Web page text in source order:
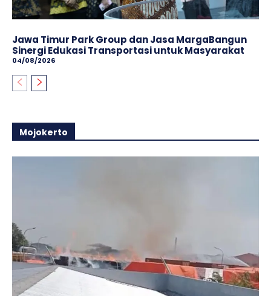
Jawa Timur Park Group dan Jasa MargaBangun
Sinergi Edukasi Transportasi untuk Masyarakat
04/08/2026
Mojokerto